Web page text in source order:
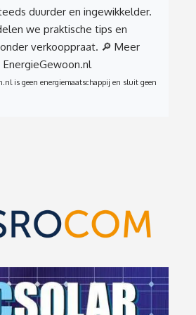
duurder en ingewikkelder.
we praktische tips en
verkooppraat. 🔎 Meer
is geen energiemaatschappij en sluit geen